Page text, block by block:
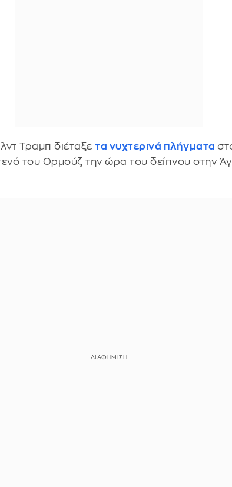
Τραμπ διέταξετα νυχτερινά πλήγματα
του Ορμούζ την ώρα του δείπνου στην